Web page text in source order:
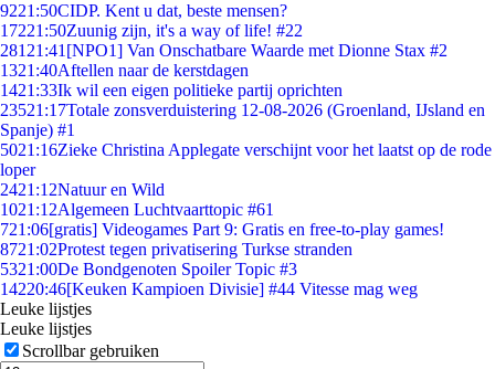
9221:50CIDP. Kent u dat, beste mensen?
17221:50Zuunig zijn, it's a way of life! #22
281 21:41 [NPO1] Van Onschatbare Waarde met Dionne Stax #2
1321:40Aftellen naar de kerstdagen
1421:33Ik wil een eigen politieke partij oprichten
23521:17Totale zonsverduistering 12-08-2026 (Groenland, IJsland en
Spanje) #1
5021:16Zieke Christina Applegate verschijnt voor het laatst op de rode
loper
2421:12Natuur en Wild
1021:12Algemeen Luchtvaarttopic #61
721:06[gratis] Videogames Part 9: Gratis en free-to-play games!
8721:02Protest tegen privatisering Turkse stranden
5321:00De Bondgenoten Spoiler Topic #3
14220:46[Keuken Kampioen Divisie] #44 Vitesse mag weg
Leuke lijstjes
Leuke lijstjes
Scrollbar gebruiken